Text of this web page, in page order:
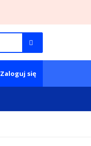
Zaloguj się